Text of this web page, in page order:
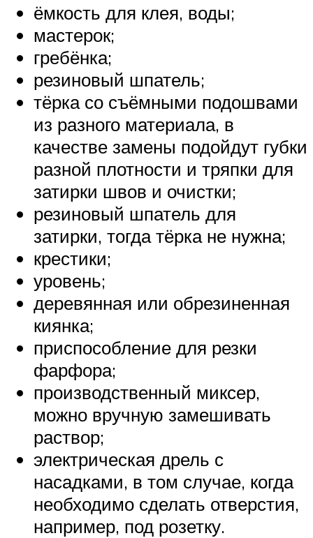
ёмкость для клея, воды;
мастерок;
гребёнка;
резиновый шпатель;
тёрка со съёмными подошвами
из разного материала, в
качестве замены подойдут губки
разной плотности и тряпки для
затирки швов и очистки;
резиновый шпатель для
затирки, тогда тёрка не нужна;
крестики;
уровень;
деревянная или обрезиненная
киянка;
приспособление для резки
фарфора;
производственный миксер,
можно вручную замешивать
раствор;
электрическая дрель с
насадками, в том случае, когда
необходимо сделать отверстия,
например, под розетку.